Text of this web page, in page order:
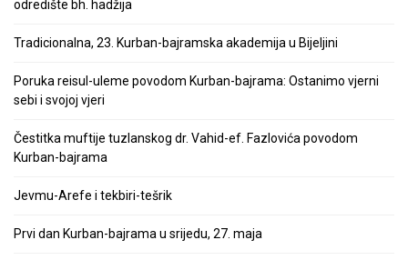
odredište bh. hadžija
Tradicionalna, 23. Kurban-bajramska akademija u Bijeljini
Poruka reisul-uleme povodom Kurban-bajrama: Ostanimo vjerni
sebi i svojoj vjeri
Čestitka muftije tuzlanskog dr. Vahid-ef. Fazlovića povodom
Kurban-bajrama
Jevmu-Arefe i tekbiri-tešrik
Prvi dan Kurban-bajrama u srijedu, 27. maja